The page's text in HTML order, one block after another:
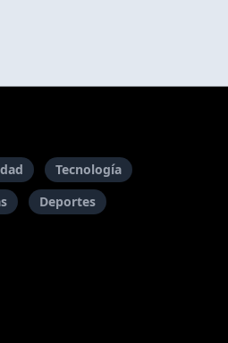
Tecnología
Deportes